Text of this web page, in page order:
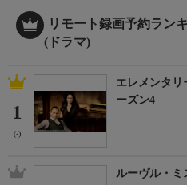
リモート録画予約ラン
(ドラマ)
1
(-)
エレメンタ
ーズン4
ルーヴル・ミ